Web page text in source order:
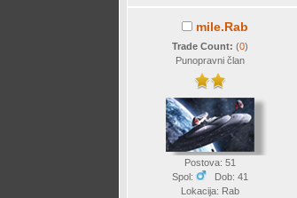
mile.Rab
Trade Count:(0)
Punopravni član
Postova: 51
Spol:
Dob: 41
Lokacija: Rab